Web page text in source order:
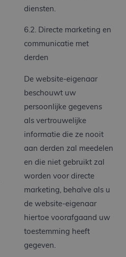
diensten.
6.2. Directe marketing en
communicatie met
derden
De website-eigenaar
beschouwt uw
persoonlijke gegevens
als vertrouwelijke
informatie die ze nooit
aan derden zal meedelen
en die niet gebruikt zal
worden voor directe
marketing, behalve als u
de website-eigenaar
hiertoe voorafgaand uw
toestemming heeft
gegeven.